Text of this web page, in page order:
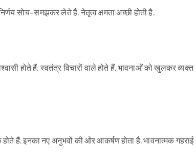
सोच-समझकर लेते हैं. नेतृत्व क्षमता अच्छी होती है.
होते हैं. स्वतंत्र विचारों वाले होते हैं. भावनाओं को खुलकर व्यक्त
हैं. इनका नए अनुभवों की ओर आकर्षण होता है. भावनात्मक गहराई